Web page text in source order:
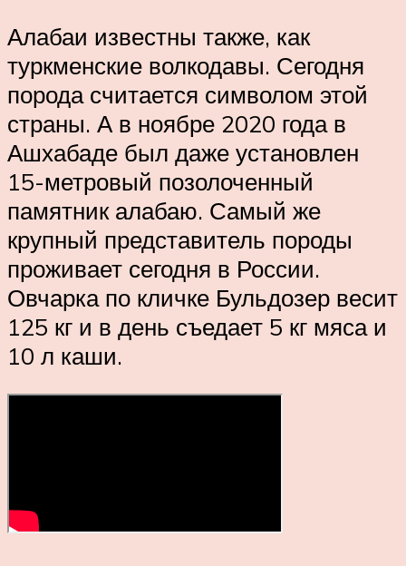
Алабаи известны также, как
туркменские волкодавы. Сегодня
порода считается символом этой
страны. А в ноябре 2020 года в
Ашхабаде был даже установлен
15-метровый позолоченный
памятник алабаю. Самый же
крупный представитель породы
проживает сегодня в России.
Овчарка по кличке Бульдозер весит
125 кг и в день съедает 5 кг мяса и
10 л каши.